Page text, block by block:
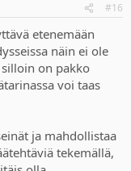
#16
etenemään
näin ei ole
on pakko
voi taas
ja mahdollistaa
tekemällä,